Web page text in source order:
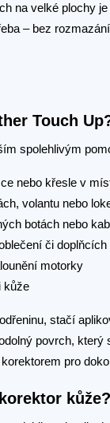
na velké plochy je
– bez
Touch
spolehlivým
nebo křesle v
volantu nebo
botách nebo
či doplňcích
motorky
kůže
stačí
povrch,
pro
kůže?